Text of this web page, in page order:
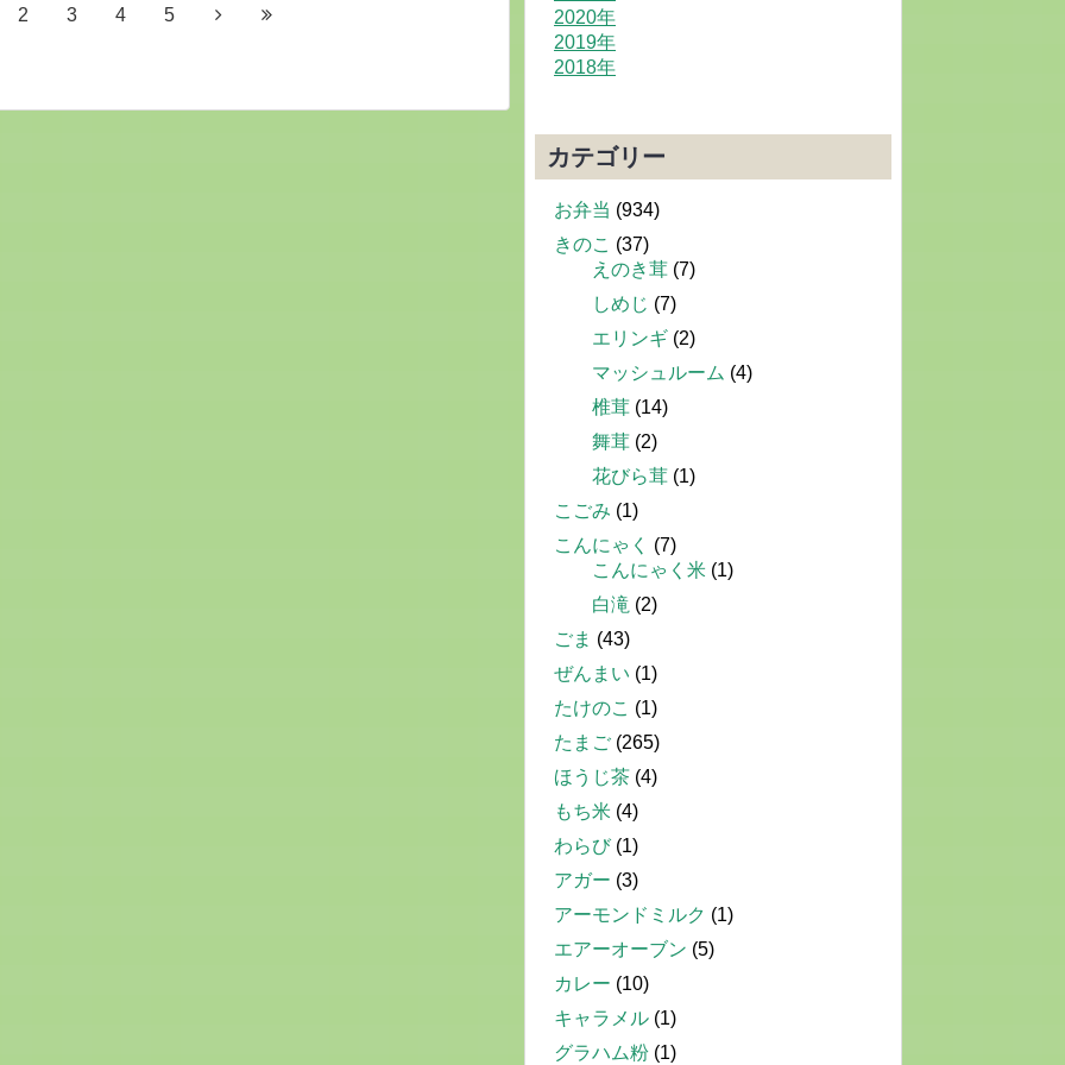
2 3 4 5
2020年
2019年
2018年
カテゴリー
お弁当 (934)
きのこ (37)
えのき茸 (7)
しめじ (7)
エリンギ (2)
マッシュルーム (4)
椎茸 (14)
舞茸 (2)
花びら茸 (1)
こごみ (1)
こんにゃく
(7)
こんにゃく米 (1)
白滝 (2)
ごま (43)
ぜんまい (1)
たけのこ (1)
たまご (265)
ほうじ茶 (4)
もち米 (4)
わらび(1)
アガー (3)
アーモンドミルク (1)
エアーオーブン (5)
カレー (10)
キャラメル (1)
グラハム粉 (1)